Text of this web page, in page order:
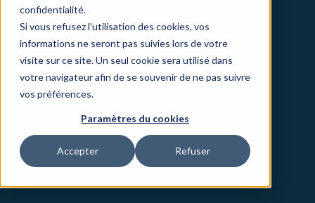
confidentialité.
Si vous refusez l'utilisation des cookies, vos
informations ne seront pas suivies lors de votre
visite sur ce site. Un seul cookie sera utilisé dans
votre navigateur afin de se souvenir de ne pas suivre
vos préférences.
Paramètres du cookies
Accepter Refuser